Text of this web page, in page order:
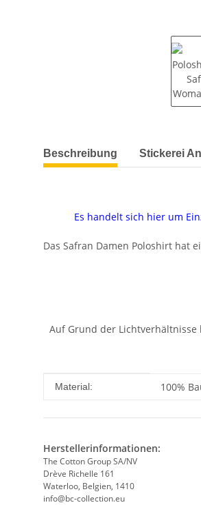
weitere Registerkarten anzeigen
Beschreibung Stickerei
Es handelt sich hier um
Das Safran Damen Poloshirt hat
Auf Grund der
Produkteigenschaft
Wert
Material: 100%
Herstellerinformationen:
The Cotton Group SA/NV
Drève Richelle 161
Waterloo, Belgien, 1410
info@bc-collection.eu